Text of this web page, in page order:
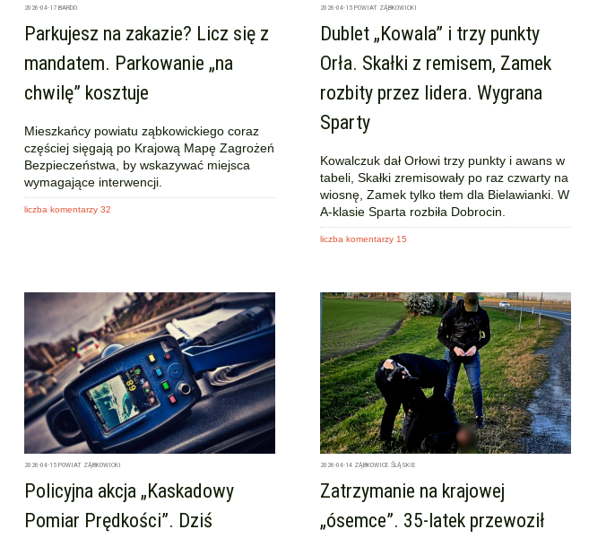
2026-04-17 BARDO
Parkujesz na zakazie? Licz się z
mandatem. Parkowanie „na
chwilę” kosztuje
Mieszkańcy powiatu ząbkowickiego coraz
częściej sięgają po Krajową Mapę Zagrożeń
Bezpieczeństwa, by wskazywać miejsca
wymagające interwencji.
liczba komentarzy 32
2026-04-15 POWIAT ZĄBKOWICKI
Dublet „Kowala” i trzy punkty
Orła. Skałki z remisem, Zamek
rozbity przez lidera. Wygrana
Sparty
Kowalczuk dał Orłowi trzy punkty i awans w
tabeli, Skałki zremisowały po raz czwarty na
wiosnę, Zamek tylko tłem dla Bielawianki. W
A-klasie Sparta rozbiła Dobrocin.
liczba komentarzy 15
2026-04-15 POWIAT ZĄBKOWICKI
Policyjna akcja „Kaskadowy
Pomiar Prędkości”. Dziś
2026-04-14 ZĄBKOWICE ŚLĄSKIE
Zatrzymanie na krajowej
„ósemce”. 35-latek przewoził